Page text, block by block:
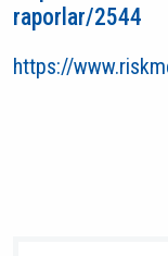
raporlar/2544
https://